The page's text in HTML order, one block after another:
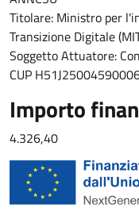
Titolare: Ministro per
Transizione Digitale
Soggetto Attuatore:
CUP
Importo
4.326,40